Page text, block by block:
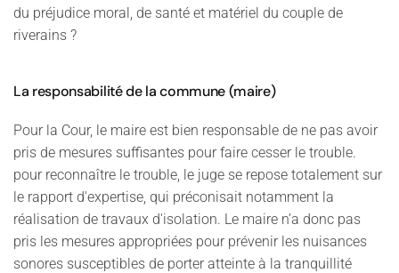
du préjudice moral, de santé et matériel du couple de
riverains ?
La responsabilité de la commune (maire)
Pour la Cour, le maire est bien responsable de ne pas avoir
pris de mesures suffisantes pour faire cesser le trouble.
pour reconnaître le trouble, le juge se repose totalement sur
le rapport d'expertise, qui préconisait notamment la
réalisation de travaux d'isolation. Le maire n’a donc pas
pris les mesures appropriées pour prévenir les nuisances
sonores susceptibles de porter atteinte à la tranquillité